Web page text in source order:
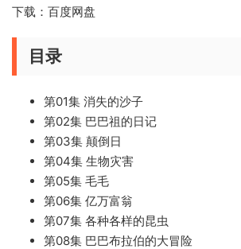
下载：百度网盘
目录
第01集 消失的沙子
第02集 巴巴祖的日记
第03集 颠倒日
第04集 生物灾害
第05集 毛毛
第06集 亿万富翁
第07集 各种各样的昆虫
第08集 巴巴布拉伯的大冒险